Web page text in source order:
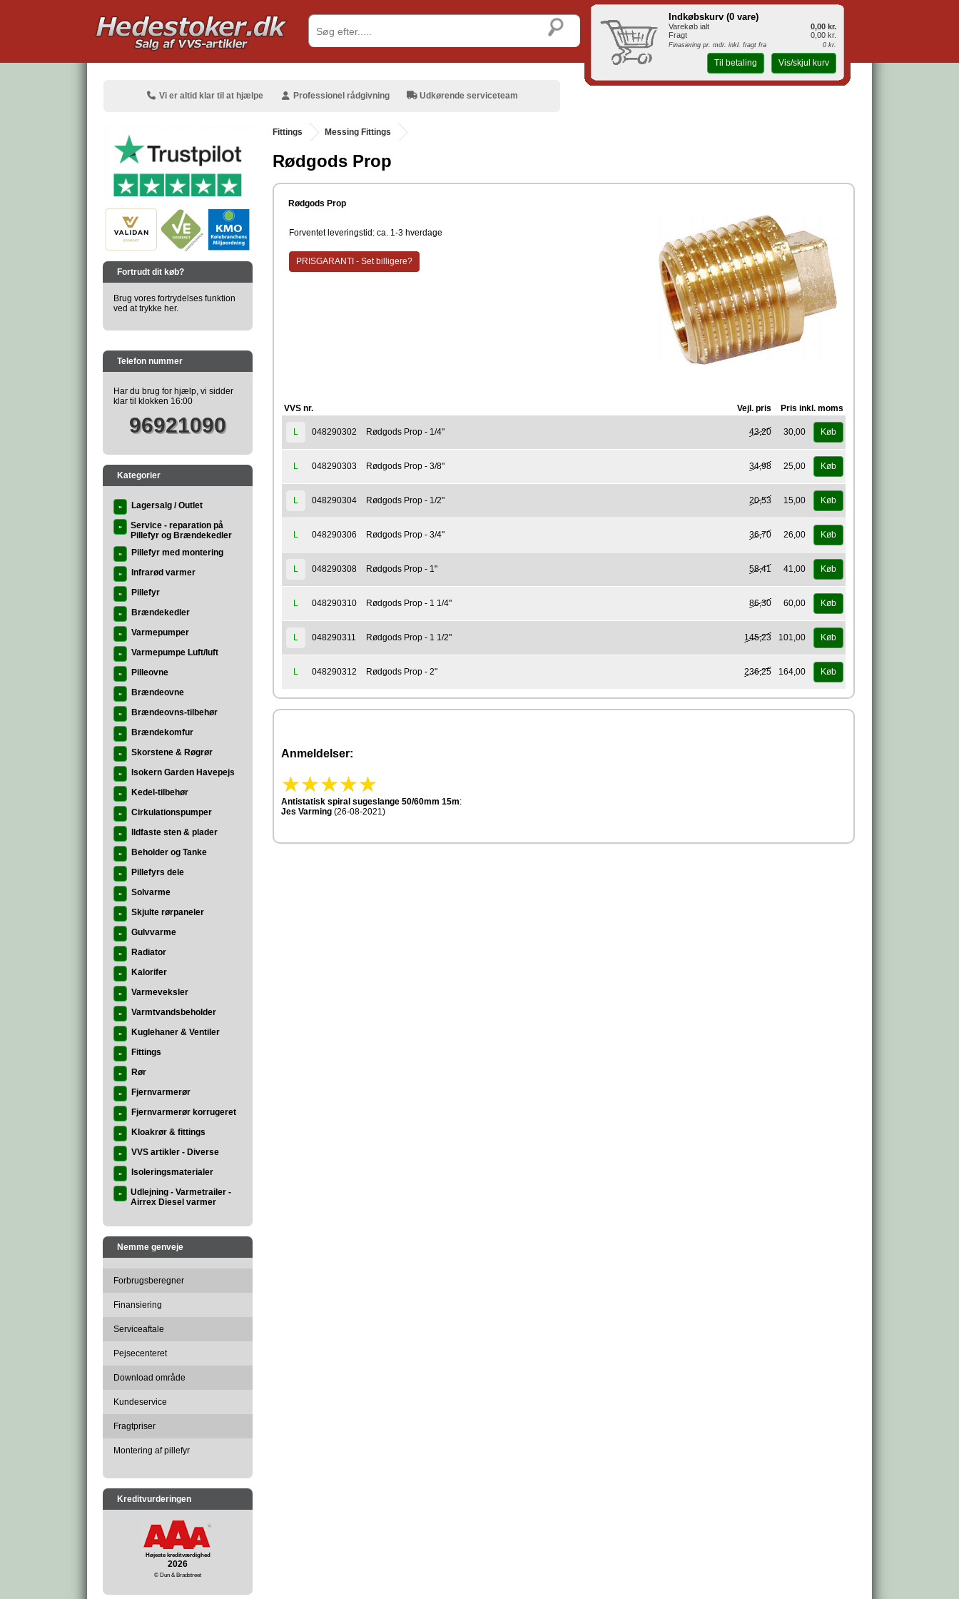
Vi er altid klar til at hjælpe Professionel rådgivning Udkørende serviceteam
Fortrudt dit køb?
Brug vores fortrydelses funktion
ved at trykke her.
Telefon nummer
Har du brug for hjælp, vi sidder
klar til klokken 16:00
96921090
Kategorier
» Lagersalg / Outlet
»
Service - reparation på
Pillefyr og Brændekedler
» Pillefyr med montering
» Infrarød varmer
» Pillefyr
» Brændekedler
» Varmepumper
» Varmepumpe Luft/luft
» Pilleovne
» Brændeovne
» Brændeovns-tilbehør
» Brændekomfur
» Skorstene & Røgrør
» Isokern Garden Havepejs
» Kedel-tilbehør
» Cirkulationspumper
» Ildfaste sten & plader
» Beholder og Tanke
» Pillefyrs dele
» Solvarme
» Skjulte rørpaneler
» Gulvvarme
» Radiator
» Kalorifer
» Varmeveksler
» Varmtvandsbeholder
» Kuglehaner & Ventiler
» Fittings
» Rør
» Fjernvarmerør
» Fjernvarmerør korrugeret
» Kloakrør & fittings
» VVS artikler - Diverse
» Isoleringsmaterialer
»
Udlejning - Varmetrailer -
Airrex Diesel varmer
Nemme genveje
Forbrugsberegner
Finansiering
Serviceaftale
Pejsecenteret
Download område
Kundeservice
Fragtpriser
Montering af pillefyr
Kreditvurderingen
Højeste kreditværdighed
2026
© Dun & Bradstreet
Fittings Messing Fittings
Rødgods Prop
Rødgods Prop
Forventet leveringstid: ca. 1-3 hverdage
PRISGARANTI - Set billigere?
VVS nr. Vejl. pris Pris inkl. moms
L 048290302 Rødgods Prop - 1/4" 43,20 30,00 Køb
L 048290303 Rødgods Prop - 3/8" 34,98 25,00 Køb
L 048290304 Rødgods Prop - 1/2" 20,53 15,00 Køb
L 048290306 Rødgods Prop - 3/4" 36,70 26,00 Køb
L 048290308 Rødgods Prop - 1" 58,41 41,00 Køb
L 048290310 Rødgods Prop - 1 1/4" 86,30 60,00 Køb
L 048290311 Rødgods Prop - 1 1/2" 145,23 101,00 Køb
L 048290312 Rødgods Prop - 2" 236,25 164,00 Køb
Anmeldelser:
Antistatisk spiral sugeslange 50/60mm 15m:
Jes Varming (26-08-2021)
Indkøbskurv (0 vare)
Varekøb ialt
0,00 kr.
Fragt
0,00 kr.
Finasiering pr. mdr. inkl. fragt fra 0 kr.
Til betaling Vis/skjul kurv